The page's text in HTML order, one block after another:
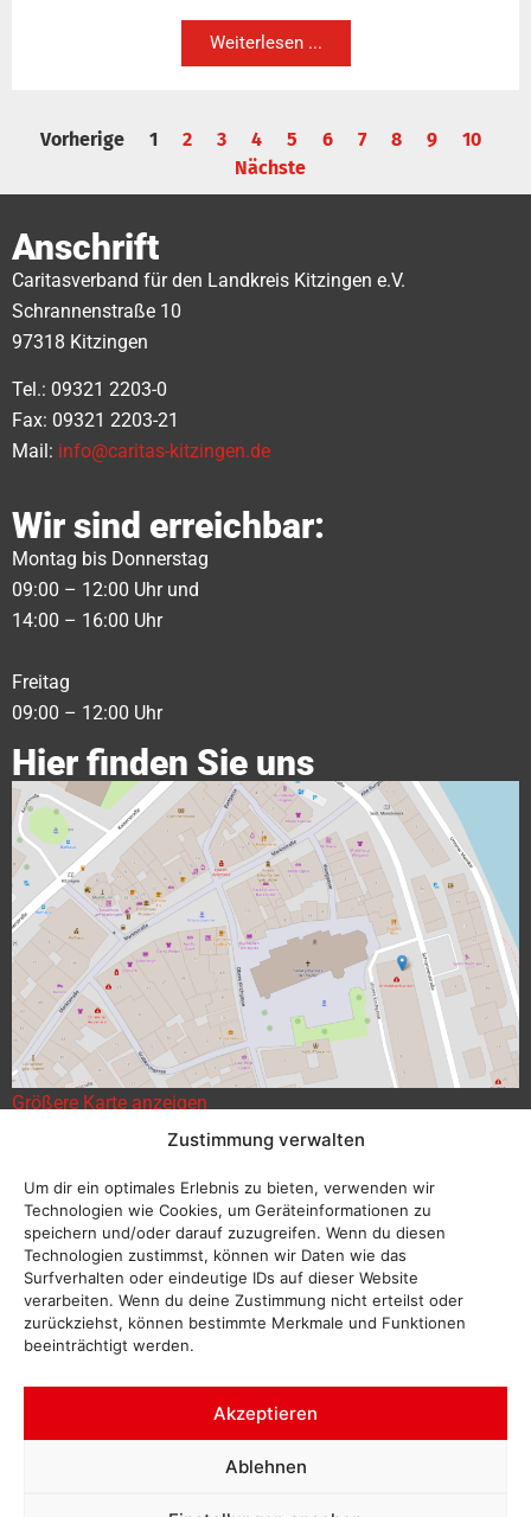
Zustimmung verwalten
Um dir ein optimales Erlebnis zu bieten, verwenden wir
Technologien wie Cookies, um Geräteinformationen zu
speichern und/oder darauf zuzugreifen. Wenn du diesen
Technologien zustimmst, können wir Daten wie das
Surfverhalten oder eindeutige IDs auf dieser Website
verarbeiten. Wenn du deine Zustimmung nicht erteilst oder
zurückziehst, können bestimmte Merkmale und Funktionen
beeinträchtigt werden.
Akzeptieren
Ablehnen
Weiterlesen ...
Vorherige 1 2 3 4 5 6 7 8 9
10
Nächste
Anschrift
Caritasverband für den Landkreis Kitzingen e.V.
Schrannenstraße 10
97318 Kitzingen
Tel.: 09321 2203-0
Fax: 09321 2203-21
Mail: info@caritas-kitzingen.de
Wir sind erreichbar:
Montag bis Donnerstag
09:00 – 12:00 Uhr und
14:00 – 16:00 Uhr
Freitag
09:00 – 12:00 Uhr
Hier finden Sie uns
Größere Karte anzeigen